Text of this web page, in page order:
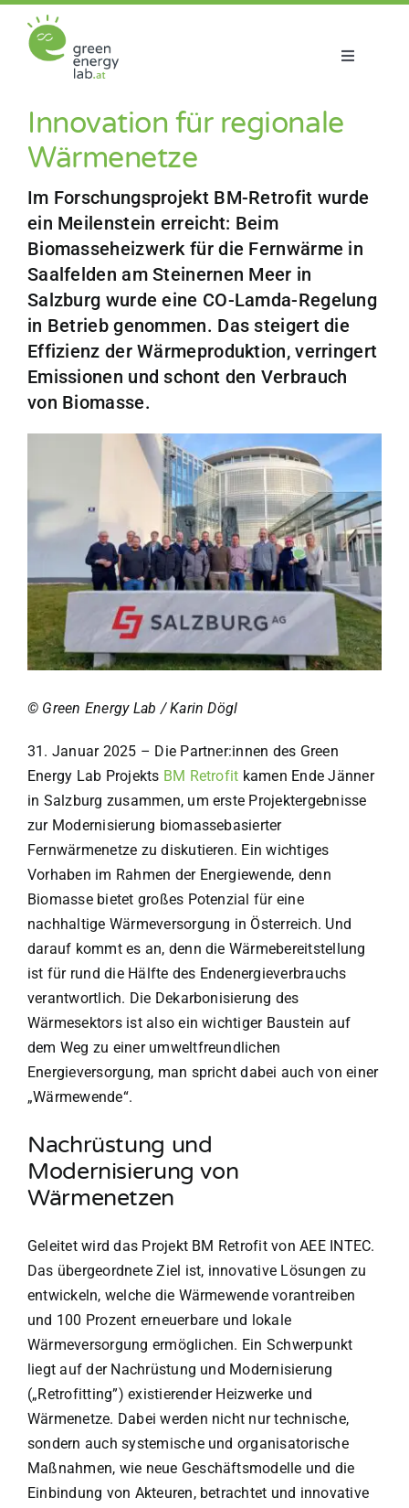
Inhalt
springen
Toggle
Projekte
Aktuelles
Netzwerk
Innovation für regionale
Wärmenetze
Im Forschungsprojekt BM-Retrofit wurde
ein Meilenstein erreicht: Beim
Biomasseheizwerk für die Fernwärme in
Saalfelden am Steinernen Meer in
Salzburg wurde eine CO-Lamda-Regelung
in Betrieb genommen. Das steigert die
Effizienz der Wärmeproduktion, verringert
Emissionen und schont den Verbrauch
von Biomasse.
© Green Energy Lab / Karin Dögl
31. Januar 2025 – Die Partner:innen des Green
Energy Lab Projekts BM Retrofit kamen Ende Jänner
in Salzburg zusammen, um erste Projektergebnisse
zur Modernisierung biomassebasierter
Fernwärmenetze zu diskutieren. Ein wichtiges
Vorhaben im Rahmen der Energiewende, denn
Biomasse bietet großes Potenzial für eine
nachhaltige Wärmeversorgung in Österreich. Und
darauf kommt es an, denn die Wärmebereitstellung
ist für rund die Hälfte des Endenergieverbrauchs
verantwortlich. Die Dekarbonisierung des
Wärmesektors ist also ein wichtiger Baustein auf
dem Weg zu einer umweltfreundlichen
Energieversorgung, man spricht dabei auch von einer
„Wärmewende“.
Nachrüstung und
Modernisierung von
Wärmenetzen
Geleitet wird das Projekt BM Retrofit von AEE INTEC.
Das übergeordnete Ziel ist, innovative Lösungen zu
entwickeln, welche die Wärmewende vorantreiben
und 100 Prozent erneuerbare und lokale
Wärmeversorgung ermöglichen. Ein Schwerpunkt
liegt auf der Nachrüstung und Modernisierung
(„Retrofitting”) existierender Heizwerke und
Wärmenetze. Dabei werden nicht nur technische,
sondern auch systemische und organisatorische
Maßnahmen, wie neue Geschäftsmodelle und die
Einbindung von Akteuren, betrachtet und innovative